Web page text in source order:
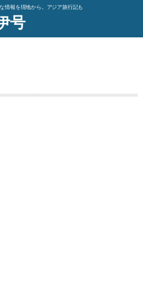
情報を現地から。アジア旅行記も
号